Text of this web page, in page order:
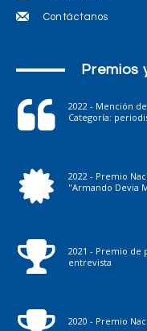
Contáctanos
Premios
2022 - Mención
Categoría:
2022 - Premio
"Armando Devia
2021 - Premio de
entrevista
2020 - Premio